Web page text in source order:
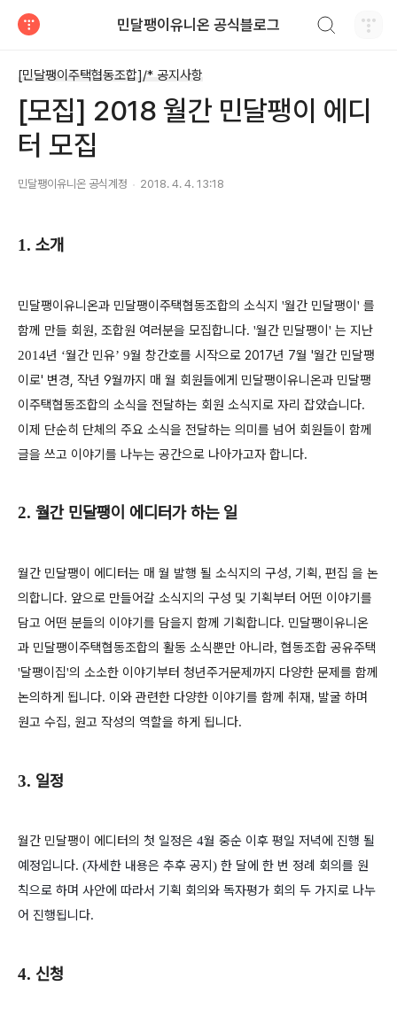
민달팽이유니온 공식블로그
[민달팽이주택협동조합]/* 공지사항
[모집] 2018 월간 민달팽이 에디
터 모집
민달팽이유니온 공식계정 2018. 4. 4. 13:18
1. 소개
민달팽이유니온과 민달팽이주택협동조합의 소식지 '월간 민달팽이' 를
함께 만들 회원, 조합원 여러분을 모집합니다. '월간 민달팽이' 는 지난
2014년 ‘월간 민유’ 9월 창간호를 시작으로 2017년 7월 '월간 민달팽
이로' 변경, 작년 9월까지 매 월 회원들에게 민달팽이유니온과 민달팽
이주택협동조합의 소식을 전달하는 회원 소식지로 자리 잡았습니다.
이제 단순히 단체의 주요 소식을 전달하는 의미를 넘어 회원들이 함께
글을 쓰고 이야기를 나누는 공간으로 나아가고자 합니다.
2. 월간 민달팽이 에디터가 하는 일
월간 민달팽이 에디터는 매 월 발행 될 소식지의 구성, 기획, 편집 을 논
의합니다. 앞으로 만들어갈 소식지의 구성 및 기획부터 어떤 이야기를
담고 어떤 분들의 이야기를 담을지 함께 기획합니다. 민달팽이유니온
과 민달팽이주택협동조합의 활동 소식뿐만 아니라, 협동조합 공유주택
'달팽이집'의 소소한 이야기부터 청년주거문제까지 다양한 문제를 함께
논의하게 됩니다. 이와 관련한 다양한 이야기를 함께 취재, 발굴 하며
원고 수집, 원고 작성의 역할을 하게 됩니다.
3. 일정
월간 민달팽이 에디터의 첫 일정은 4월 중순 이후 평일 저녁에 진행 될
예정입니다. (자세한 내용은 추후 공지) 한 달에 한 번 정례 회의를 원
칙으로 하며 사안에 따라서 기획 회의와 독자평가 회의 두 가지로 나누
어 진행됩니다.
4. 신청